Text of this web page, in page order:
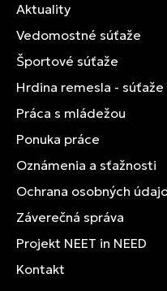
Aktuality
Vedomostné súťaže
Športové súťaže
Hrdina remesla - súťaže
Práca s mládežou
Ponuka práce
Oznámenia a sťažnosti
Ochrana osobných
Záverečná správa
Projekt NEET in NEED
Kontakt